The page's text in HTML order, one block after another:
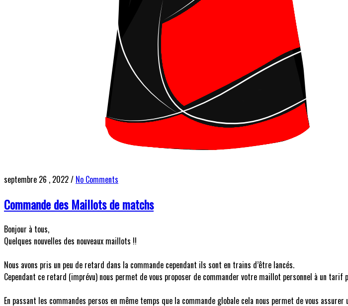
septembre 26 , 2022/ No Comments
Commande des Maillots de matchs
Bonjour à tous,
Quelques nouvelles des nouveaux maillots !!
Nous avons pris un peu de retard dans la commande cependant ils sont en trains d’être lancés.
Cependant ce retard (imprévu) nous permet de vous proposer de commander votre maillot personnel à un tarif
En passant les commandes persos en même temps que la commande globale cela nous permet de vous